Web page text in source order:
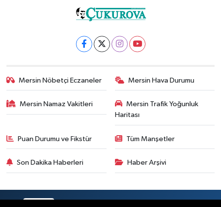
Mersin Nöbetçi Eczaneler Mersin Hava Durumu
Mersin Namaz Vakitleri
Mersin Trafik Yoğunluk
Haritası
Puan Durumu ve Fikstür Tüm Manşetler
Son Dakika Haberleri Haber Arşivi